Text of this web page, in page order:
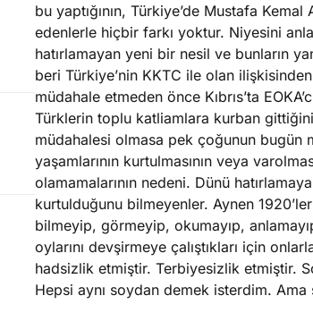
bu yaptığının, Türkiye’de Mustafa
edenlerle hiçbir farkı yoktur. Niyesini
hatırlamayan yeni bir nesil ve bunların
beri Türkiye’nin KKTC ile olan
müdahale etmeden önce Kıbrıs’ta
Türklerin toplu katliamlara kurban gittiğini,
müdahalesi olmasa pek çoğunun bugün
yaşamlarının kurtulmasının veya
olamamalarının nedeni. Dünü
kurtulduğunu bilmeyenler. Aynen
bilmeyip, görmeyip, okumayıp,
oylarını devşirmeye çalıştıkları için
hadsizlik etmiştir. Terbiyesizlik etmiştir.
Hepsi aynı soydan demek isterdim.